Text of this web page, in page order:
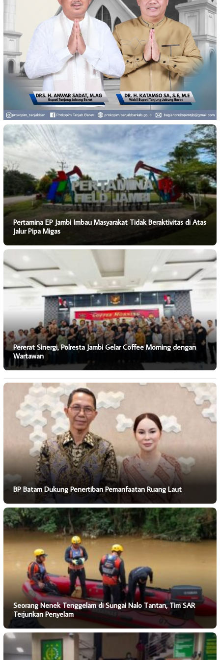
Pertamina EP Jambi Imbau Masyarakat Tidak Beraktivitas di Atas
Jalur Pipa Migas
Pererat Sinergi, Polresta Jambi Gelar Coffee Morning dengan
Wartawan
BP Batam Dukung Penertiban Pemanfaatan Ruang Laut
Seorang Nenek Tenggelam di Sungai Nalo Tantan, Tim SAR
Terjunkan Penyelam